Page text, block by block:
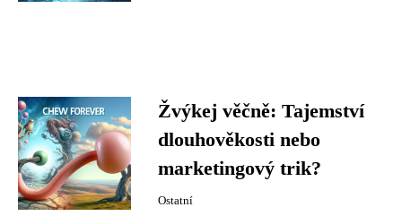
Žvýkej věčně: Tajemství
dlouhověkosti nebo
marketingový trik?
Ostatní